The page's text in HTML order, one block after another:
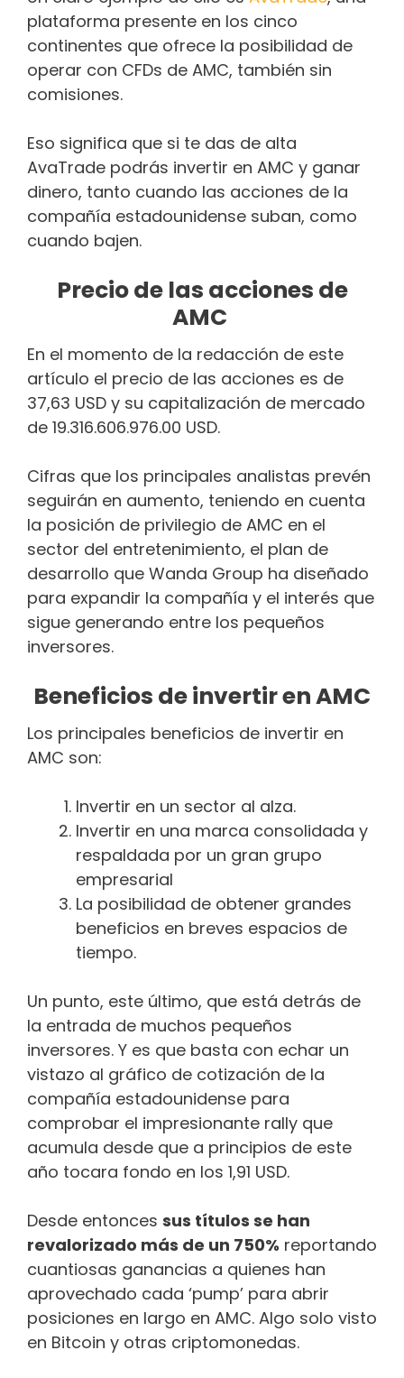
plataforma presente en los cinco
continentes que ofrece la posibilidad de
operar con CFDs de AMC, también sin
comisiones.
Eso significa que si te das de alta
AvaTrade podrás invertir en AMC y ganar
dinero, tanto cuando las acciones de la
compañía estadounidense suban, como
cuando bajen.
Precio de las acciones de
AMC
En el momento de la redacción de este
artículo el precio de las acciones es de
37,63 USD y su capitalización de mercado
de 19.316.606.976.00 USD.
Cifras que los principales analistas prevén
seguirán en aumento, teniendo en cuenta
la posición de privilegio de AMC en el
sector del entretenimiento, el plan de
desarrollo que Wanda Group ha diseñado
para expandir la compañía y el interés que
sigue generando entre los pequeños
inversores.
Beneficios de invertir en AMC
Los principales beneficios de invertir en
AMC son:
Invertir en un sector al alza.
Invertir en una marca consolidada y
respaldada por un gran grupo
empresarial
La posibilidad de obtener grandes
beneficios en breves espacios de
tiempo.
Un punto, este último, que está detrás de
la entrada de muchos pequeños
inversores. Y es que basta con echar un
vistazo al gráfico de cotización de la
compañía estadounidense para
comprobar el impresionante rally que
acumula desde que a principios de este
año tocara fondo en los 1,91 USD.
Desde entonces sus títulos se han
revalorizado más de un 750% reportando
cuantiosas ganancias a quienes han
aprovechado cada ‘pump’ para abrir
posiciones en largo en AMC. Algo solo visto
en Bitcoin y otras criptomonedas.